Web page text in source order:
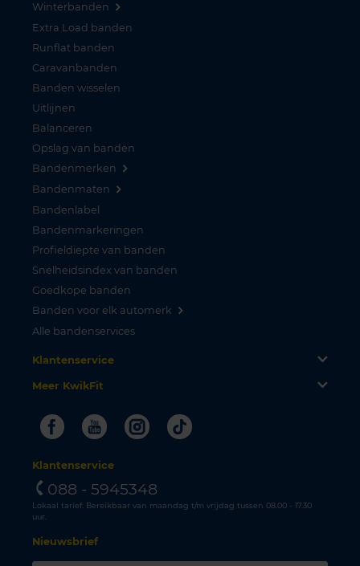
Winterbanden
Extra Load banden
Runflat banden
Caravanbanden
Banden wisselen
Uitlijnen
Balanceren
Opslag van banden
Bandenmerken
Bandenmaten
Bandenlabel
Bandenmarkeringen
Profieldiepte van banden
Snelheidsindex van banden
Goedkope banden
Banden voor elk automerk
Alle bandenservices
Klantenservice
Meer KwikFit
FacebookYoutubeInstagram
Tiktok
Klantenservice
088 - 5945348
Lokaal tarief. Bereikbaar van maandag t/m vrijdag tussen 08.00 - 17.30
uur.
Nieuwsbrief